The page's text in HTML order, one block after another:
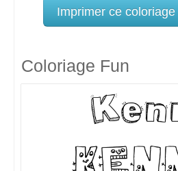
Imprimer ce coloriage
Coloriage Fun